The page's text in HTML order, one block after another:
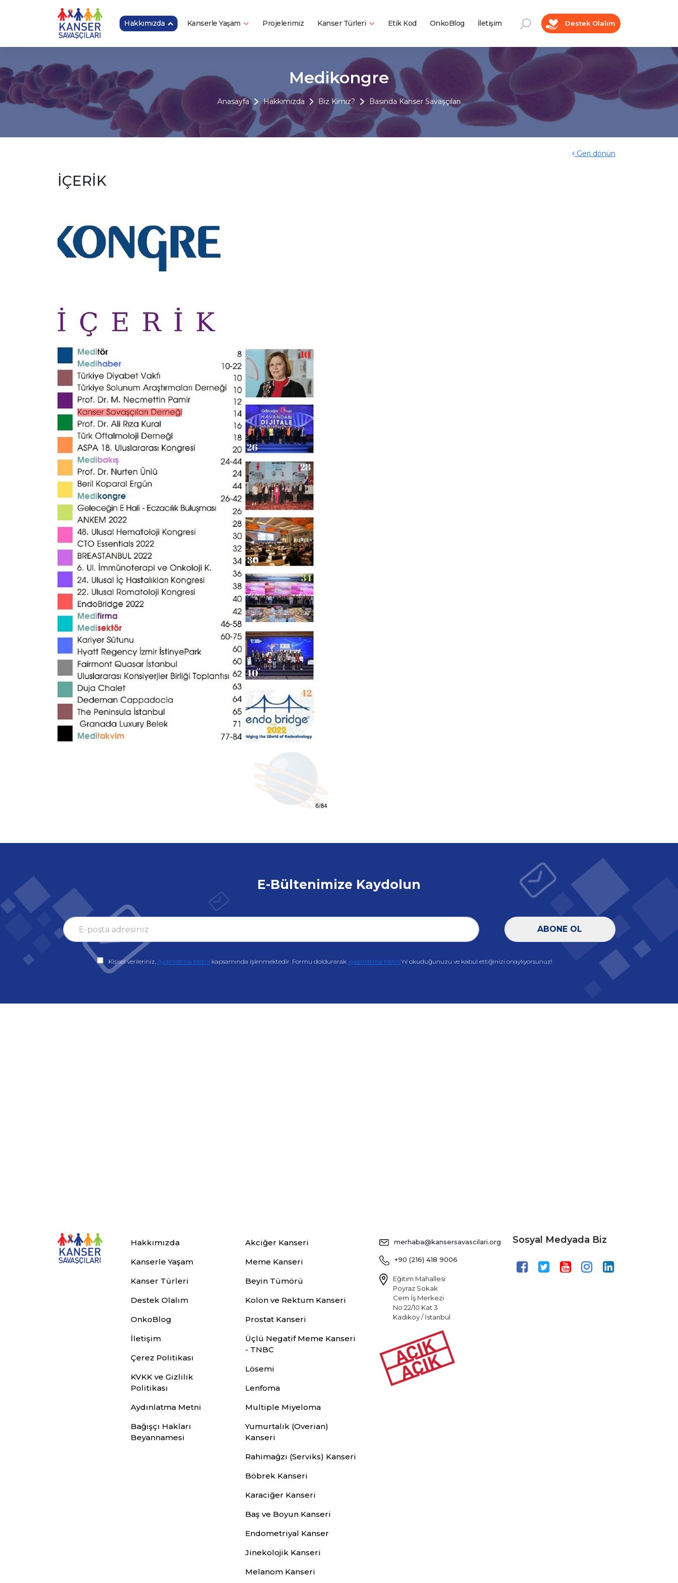
Hakkımızda Kanserle Yaşam Projelerimiz Kanser Türleri Etik Kod OnkoBlog İletişim Destek Olalım
Medikongre
Anasayfa Hakkımızda Biz Kimiz? Basında Kanser Savaşçıları
Geri dönün
İÇERİK
E-Bültenimize Kaydolun
ABONE OL
Kişisel verileriniz, Aydınlatma Metni kapsamında işlenmektedir. Formu doldurarak Aydınlatma Metni'ni okuduğunuzu ve kabul ettiğinizi onaylıyorsunuz!
Hakkımızda
Kanserle Yaşam
Kanser Türleri
Destek Olalım
OnkoBlog
İletişim
Çerez Politikası
KVKK ve Gizlilik
Politikası
Aydınlatma Metni
Bağışçı Hakları
Beyannamesi
Akciğer Kanseri
Meme Kanseri
Beyin Tümörü
Kolon ve Rektum Kanseri
Prostat Kanseri
Üçlü Negatif Meme Kanseri
- TNBC
Lösemi
Lenfoma
Multiple Miyeloma
Yumurtalık (Overian)
Kanseri
Rahimağzı (Serviks) Kanseri
Böbrek Kanseri
Karaciğer Kanseri
Baş ve Boyun Kanseri
Endometriyal Kanser
Jinekolojik Kanseri
Melanom Kanseri
merhaba@kansersavascilari.org
+90 (216) 418 9006
Eğitim Mahallesi
Poyraz Sokak
Cem İş Merkezi
No:22/10 Kat 3
Kadıköy / İstanbul
Sosyal Medyada Biz